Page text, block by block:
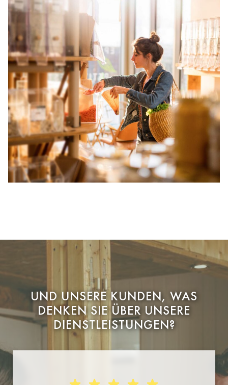
UND UNSERE KUNDEN, WAS
DENKEN SIE ÜBER UNSERE
DIENSTLEISTUNGEN?